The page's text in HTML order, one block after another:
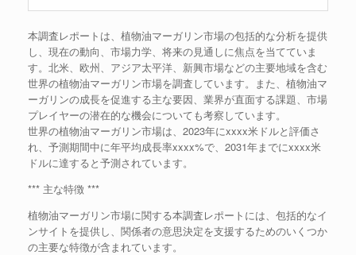
本調査レポートは、植物油マーガリン市場の包括的な分析を提供
し、現在の動向、市場力学、将来の見通しに焦点を当てていま
す。北米、欧州、アジア太平洋、新興市場などの主要地域を含む
世界の植物油マーガリン市場を調査しています。また、植物油マ
ーガリンの成長を促進する主な要因、業界が直面する課題、市場
プレイヤーの潜在的な機会についても考察しています。
世界の植物油マーガリン市場は、2023年にxxxx米ドルと評価さ
れ、予測期間中に年平均成長率xxxx%で、2031年までにxxxx米
ドルに達すると予測されています。
*** 主な特徴 ***
植物油マーガリン市場に関する本調査レポートには、包括的なイ
ンサイトを提供し、関係者の意思決定を支援するためのいくつか
の主要な特徴が含まれています。